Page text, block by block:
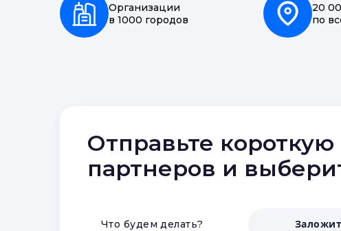
Организации
в 1000 городов
20
по
Отправьте
партнеров и
Что будем делать?